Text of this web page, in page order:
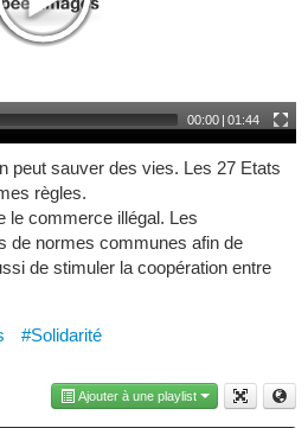
00:00 | 01:44
peut sauver des vies. Les 27 Etats
règles.
le commerce illégal. Les
de normes communes afin de
de stimuler la coopération entre
#Solidarité
Ajouter à une playlist